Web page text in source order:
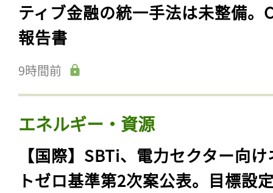
ティブ金融の統一手法は未整備。
報告書
9時間前
エネルギー・資源
【国際】SBTi、電力セクター向
トゼロ基準第2次案公表。目標設